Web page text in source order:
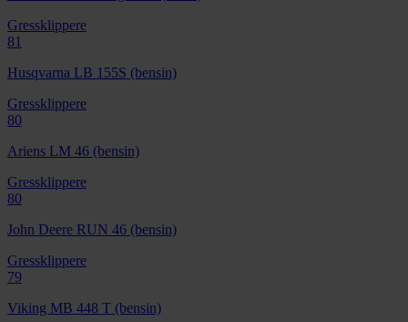
Gressklippere
81
Husqvarna LB 155S (bensin)
Gressklippere
80
Ariens LM 46 (bensin)
Gressklippere
80
John Deere RUN 46 (bensin)
Gressklippere
79
Viking MB 448 T (bensin)